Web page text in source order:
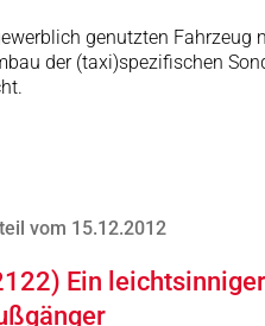
genutzten
der (taxi)spezifischen
vom 15.12.2012
Ein leichtsinniger